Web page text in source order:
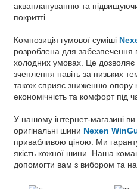
акваплануванню та
покритті.
Композиція гумової суміші
розроблена для забезпечення
холодних умовах. Це
зчеплення навіть за низьких
також сприяє зниженню
економічність та комфорт під
У нашому інтернет-магазині
оригінальні шини Nexen
привабливою ціною. Ми
якість кожної шини. Наша
допомогти вам з вибором та